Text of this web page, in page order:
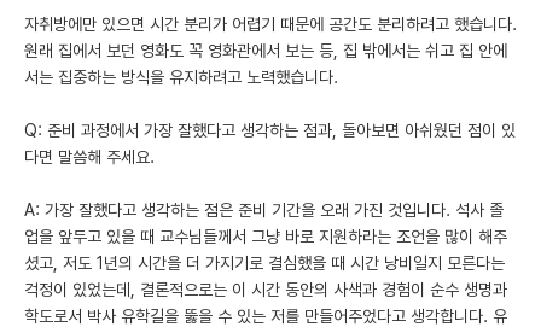
자취방에만 있으면 시간 분리가 어렵기 때문에 공간도 분리하려고 했습니다.
원래 집에서 보던 영화도 꼭 영화관에서 보는 등, 집 밖에서는 쉬고 집 안에
서는 집중하는 방식을 유지하려고 노력했습니다.
Q: 준비 과정에서 가장 잘했다고 생각하는 점과, 돌아보면 아쉬웠던 점이 있
다면 말씀해 주세요.
A: 가장 잘했다고 생각하는 점은 준비 기간을 오래 가진 것입니다. 석사 졸
업을 앞두고 있을 때 교수님들께서 그냥 바로 지원하라는 조언을 많이 해주
셨고, 저도 1년의 시간을 더 가지기로 결심했을 때 시간 낭비일지 모른다는
걱정이 있었는데, 결론적으로는 이 시간 동안의 사색과 경험이 순수 생명과
학도로서 박사 유학길을 뚫을 수 있는 저를 만들어주었다고 생각합니다. 유